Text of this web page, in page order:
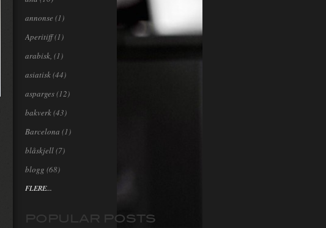
annonse (1)
Aperitiff(1)
arabisk, (1)
asiatisk(44)
asparges(12)
bakverk(43)
Barcelona (1)
blåskjell(7)
blogg (68)
FLERE...
POPULAR POSTS